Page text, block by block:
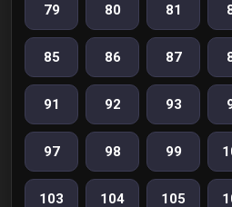
79 80 81
85 86 87
91 92 93
97 98 99
103 104 105